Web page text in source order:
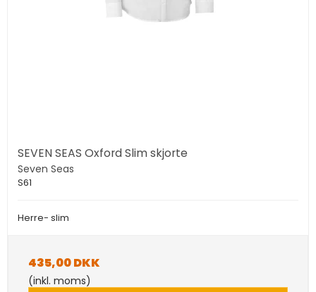
SEVEN SEAS Oxford Slim skjorte
Seven Seas
S61
Herre- slim
435,00 DKK
(inkl. moms)